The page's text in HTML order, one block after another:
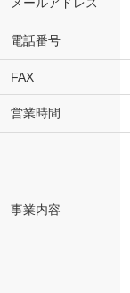
メールアドレス
電話番号
FAX
営業時間
事業内容